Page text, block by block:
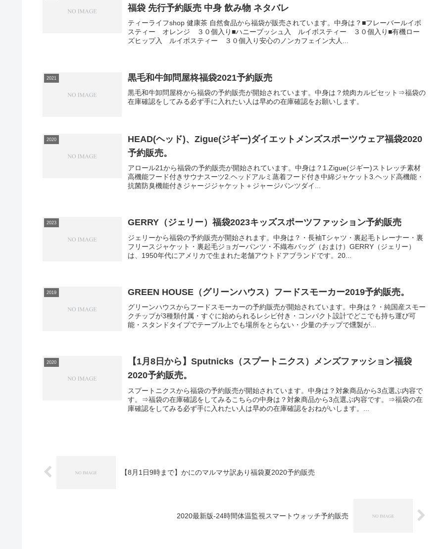
福袋 先行予約販売 中身 飲み物 ネタバレ
ティーライフshop 健康茶 自然食品から福袋が販売されています。中身は？■フレーバールイボ
スティー オレンジ ３０個入り■ハニーブッシュ入 ルイボスティー ３０個入り■有機ロー
ズヒップ入 ルイボスティー ３０個入り安心のノンカフェイン大人...
2021 黒毛和牛卸問屋柊福袋2021予約販売
黒毛和牛卸問屋柊から福袋の予約販売が開始されています。中身は？焼肉カルビセット⇒福袋の
在庫確認をしてみる必ず手に入れたい人は早めの在庫確認をお願いします。
2020
HEAD(ヘッド)、Zigue(ジギー)ダイエットメンズスポーツウェア福袋2020
予約販売。
アロール21から福袋の予約販売が開始されています。中身は？1.Zigue(ジギー)ストレッチ素材
高機能フード付きサウナスーツ2.ヘッドアルミ蒸着フード付き中綿ジャケット3.ヘッド高機能・
抗菌防臭機能付きジャージジャケット＋ジャージパンツダイ...
2023 GERRY（ジェリー）福袋2023キッズスポーツファッション予約販売
ジェリーから福袋の予約販売が開始されます。中身は？・長袖Tシャツ・裏起毛トレーナー・裏
フリースジャケット・裏起毛ジョガーパンツ・不織布バッグ（おまけ）GERRY（ジェリー）
は、1950年代にアメリカで生まれた老舗アウトドアブランドです。20...
2019 GREEN HOUSE（グリーンハウス）フードスモーカー2019予約販売。
グリーンハウスからフードスモーカーの予約販売が開始されています。中身は？・純国産スモー
クチップが3種類付属・すぐに始められるレシピ付き・コンパクト設計でどこでも持ち運び可
能・スタンドタイプでテーブル上でも場所をとらない・少量のチップで燻製が...
2020
【1月8日から】Sputnicks（スプートニクス）メンズファッション福袋
2020予約販売。
スプートニクスから福袋の予約販売が開始されています。中身は？対象商品から3点選ぶ内容で
す。⇒福袋の在庫確認をしてみるこちらの中身は？対象商品から3点選ぶ内容です。⇒福袋の在
庫確認をしてみる必ず手に入れたい人は早めの在庫確認をおねがいします。...
【8月1日9時まで】かにのマルマサ訳あり福袋夏2020予約販売
2020最新版-24時間体温監視スマートウォッチ予約販売